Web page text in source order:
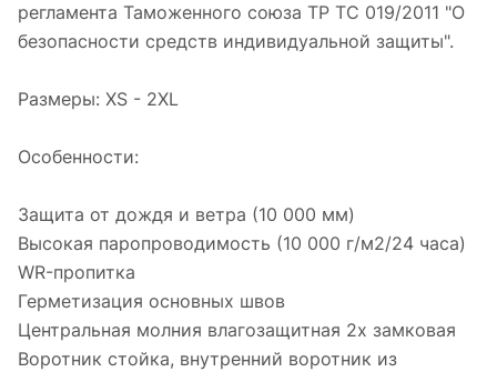
регламента Таможенного союза ТР ТС 019/2011 "О
безопасности средств индивидуальной защиты".
Размеры: XS - 2XL
Особенности:
Защита от дождя и ветра (10 000 мм)
Высокая паропроводимость (10 000 г/м2/24 часа)
WR-пропитка
Герметизация основных швов
Центральная молния влагозащитная 2х замковая
Воротник стойка, внутренний воротник из